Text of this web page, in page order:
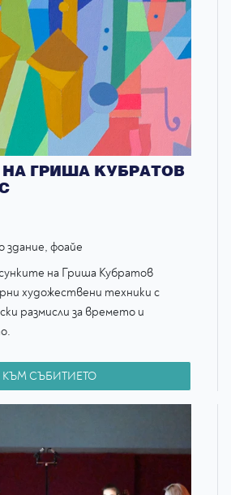
ГРИША КУБРАТОВ
здание, фоайе
на Гриша Кубратов
художествени техники с
размисли за времето и
КЪМ СЪБИТИЕТО